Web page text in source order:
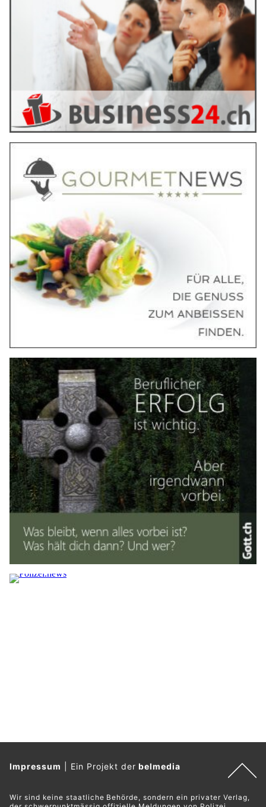
Impressum Ein Projekt derbelmedia
Wir sind keine staatliche Behörde, sondern ein privater Verlag,